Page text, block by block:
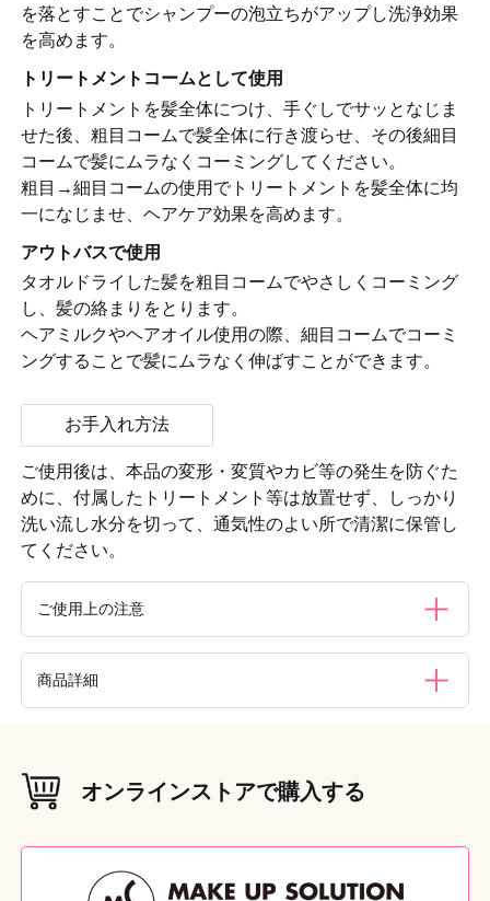
を落とすことでシャンプーの泡立ちがアップし洗浄効果
を高めます。
トリートメントコームとして使用
トリートメントを髪全体につけ、手ぐしでサッとなじま
せた後、粗目コームで髪全体に行き渡らせ、その後細目
コームで髪にムラなくコーミングしてください。
粗目→細目コームの使用でトリートメントを髪全体に均
一になじませ、ヘアケア効果を高めます。
アウトバスで使用
タオルドライした髪を粗目コームでやさしくコーミング
し、髪の絡まりをとります。
ヘアミルクやヘアオイル使用の際、細目コームでコーミ
ングすることで髪にムラなく伸ばすことができます。
お手入れ方法
ご使用後は、本品の変形・変質やカビ等の発生を防ぐた
めに、付属したトリートメント等は放置せず、しっかり
洗い流し水分を切って、通気性のよい所で清潔に保管し
てください。
ご使用上の注意
い。・コーミングは頭皮に負担がかからないよう適度な力加
減でおこなってください。・頭皮に異常がある時にはご使用
すのでおやめください。・本品に無理な力を加えると変形や
破損する恐れがあります。・整髪料等を直接ブラシにかけな
劣化の原因となります。・お子様の手の届かない所に保管し
てください。
商品詳細
本体重量（g）
本体サイズ（W×D×H（mm））
W60 × D7 × H200
オンラインストアで購入する